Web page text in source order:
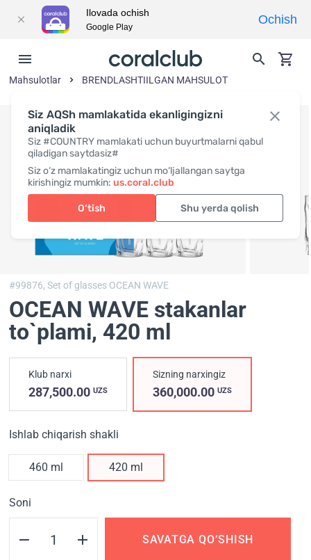
Siz AQSh mamlakatida ekanligingizni
aniqladik
Siz #COUNTRY mamlakati uchun buyurtmalarni qabul
qiladigan saytdasiz#
Siz o‘z mamlakatingiz uchun mo‘ljallangan saytga
kirishingiz mumkin: us.coral.club
O‘tish Shu yerda qolish
Mahsulotlar BRENDLASHTIILGAN MAHSULOT
#99876,Set of glasses OCEAN WAVE
OCEAN WAVE stakanlar
to`plami, 420 ml
Klub narxi
287,500.00 UZS
Sizning narxingiz
360,000.00UZS
Ishlab chiqarish shakli
460 ml 420 ml
Soni
SAVATGA QO‘SHISH
Ilovada ochish
Google Play
Ochish